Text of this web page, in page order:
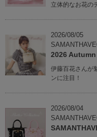
立体的なお花の
2026/08/05
2026
伊藤百花さんが
ンに注目！
2026/08/04